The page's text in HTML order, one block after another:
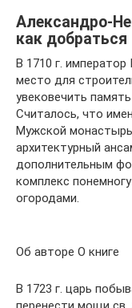
Александро-
как добраться
В 1710 г.
место для
увековечить
Считалось, что
Мужской
архитектурный
дополнительным
комплекс
огородами.
Об авторе О книге
В 1723 г. царь